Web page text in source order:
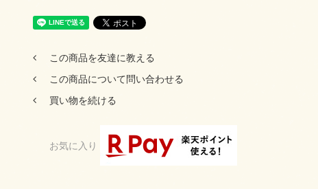
この商品を友達に教える
この商品について問い合わせる
買い物を続ける
お気に入り